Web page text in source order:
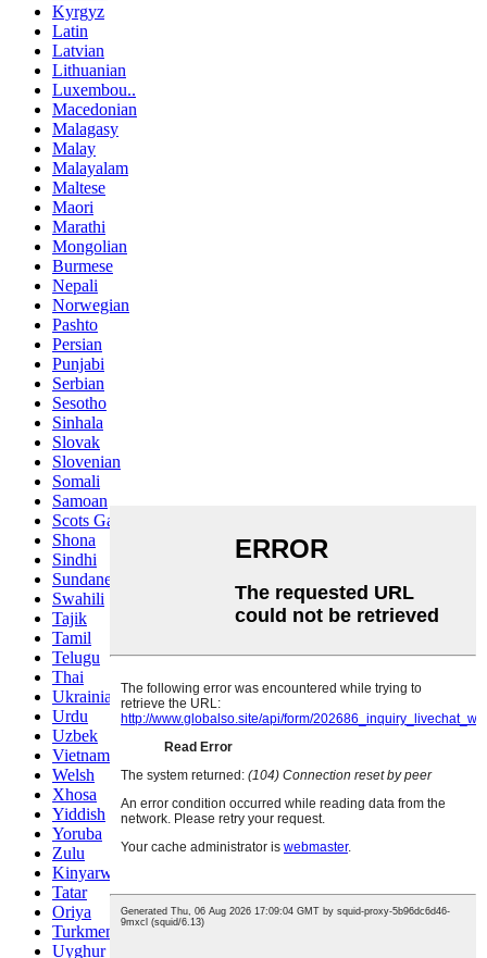
Kyrgyz
Latin
Latvian
Lithuanian
Luxembou..
Macedonian
Malagasy
Malay
Malayalam
Maltese
Maori
Marathi
Mongolian
Burmese
Nepali
Norwegian
Pashto
Persian
Punjabi
Serbian
Sesotho
Sinhala
Slovak
Slovenian
Somali
Samoan
Scots Gaelic
Shona
Sindhi
Sundanese
Swahili
Tajik
Tamil
Telugu
Thai
Ukrainian
Urdu
Uzbek
Vietnamese
Welsh
Xhosa
Yiddish
Yoruba
Zulu
Kinyarwanda
Tatar
Oriya
Turkmen
Uyghur